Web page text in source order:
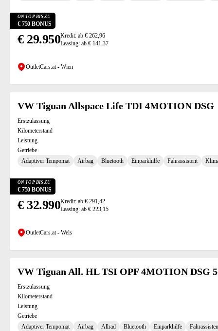
ON TOP BIS ZU
€ 750 BONUS
€ 29.950Kredit: ab € 262,96
Leasing: ab € 141,37
OutletCars.at - Wien
VW Tiguan Allspace Life TDI 4MOTION DSG
Erstzulassung
Kilometerstand
Leistung
Getriebe
Adaptiver Tempomat
Airbag Bluetooth Einparkhilfe Fahrassistent
ON TOP BIS ZU
€ 750 BONUS
€ 32.990Kredit: ab € 291,42
Leasing: ab € 223,15
OutletCars.at - Wels
VW Tiguan All. HL TSI OPF 4MOTION DSG
Erstzulassung
Kilometerstand
Leistung
Getriebe
Adaptiver Tempomat
Airbag Allrad Bluetooth Einparkhilfe